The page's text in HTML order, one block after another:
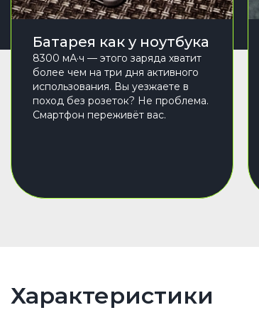
Батарея как у ноутбука
8300 мА·ч — этого заряда хватит
более чем на три дня активного
использования. Вы уезжаете в
поход без розеток? Не проблема.
Смартфон переживёт вас.
Характеристики